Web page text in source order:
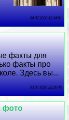
04 07 2026 12:34:51
факты для
факты про
Здесь вы...
03 07 2026 22:20:45
фото